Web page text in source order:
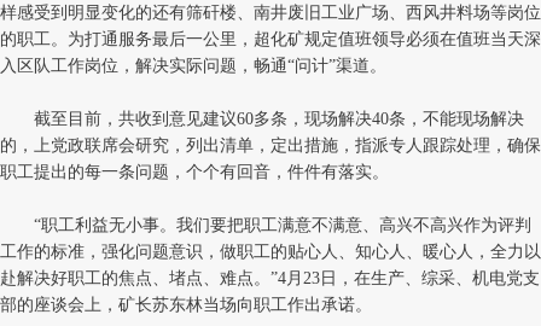
样感受到明显变化的还有筛矸楼、南井废旧工业广场、西风井料场等岗位
的职工。为打通服务最后一公里，超化矿规定值班领导必须在值班当天深
入区队工作岗位，解决实际问题，畅通“问计”渠道。
截至目前，共收到意见建议60多条，现场解决40条，不能现场解决
的，上党政联席会研究，列出清单，定出措施，指派专人跟踪处理，确保
职工提出的每一条问题，个个有回音，件件有落实。
“职工利益无小事。我们要把职工满意不满意、高兴不高兴作为评判
工作的标准，强化问题意识，做职工的贴心人、知心人、暖心人，全力以
赴解决好职工的焦点、堵点、难点。”4月23日，在生产、综采、机电党支
部的座谈会上，矿长苏东林当场向职工作出承诺。